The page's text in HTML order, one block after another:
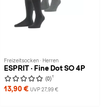
Freizeitsocken · Herren
ESPRIT · Fine Dot SO 4P
(0) 1
13,90 € UVP 27,99 €